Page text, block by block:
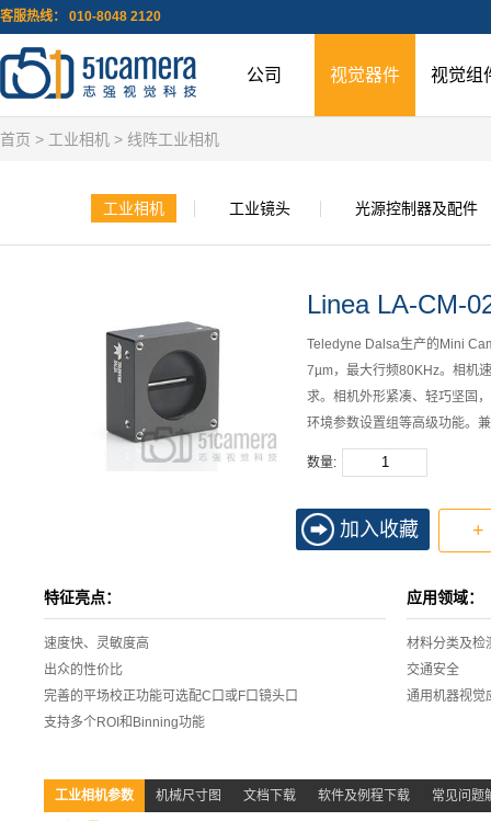
客服热线： 010-8048 2120
公司 视觉器件 视觉组
首页 > 工业相机 > 线阵工业相机
工业相机 工业镜头 光源控制器及配件
Linea LA-CM-
Teledyne Dalsa生产的Mini
7µm，最大行频80KHz。相机
求。相机外形紧凑、轻巧坚固
环境参数设置组等高级功能。
数量:
加入收藏 +
特征亮点：
速度快、灵敏度高
出众的性价比
完善的平场校正功能可选配C口或F口镜头口
支持多个ROI和Binning功能
应用领域：
材料分类及检
交通安全
通用机器视觉
工业相机参数 机械尺寸图 文档下载 软件及例程下载 常见问题